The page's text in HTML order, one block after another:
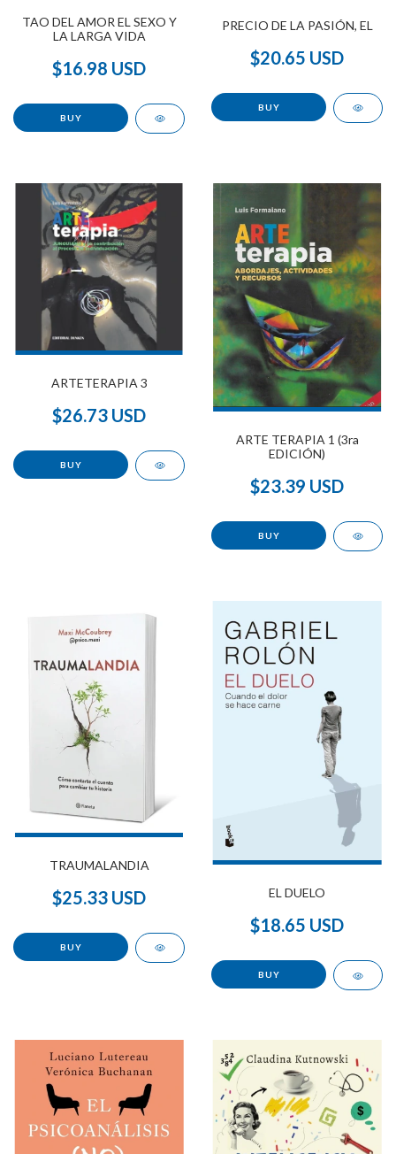
TAO DEL AMOR EL SEXO Y
LA LARGA VIDA
$16.98 USD
PRECIO DE LA PASIÓN, EL
$20.65 USD
ARTETERAPIA 3
$26.73 USD
ARTE TERAPIA 1 (3ra
EDICIÓN)
$23.39 USD
TRAUMALANDIA
$25.33 USD EL DUELO
$18.65 USD